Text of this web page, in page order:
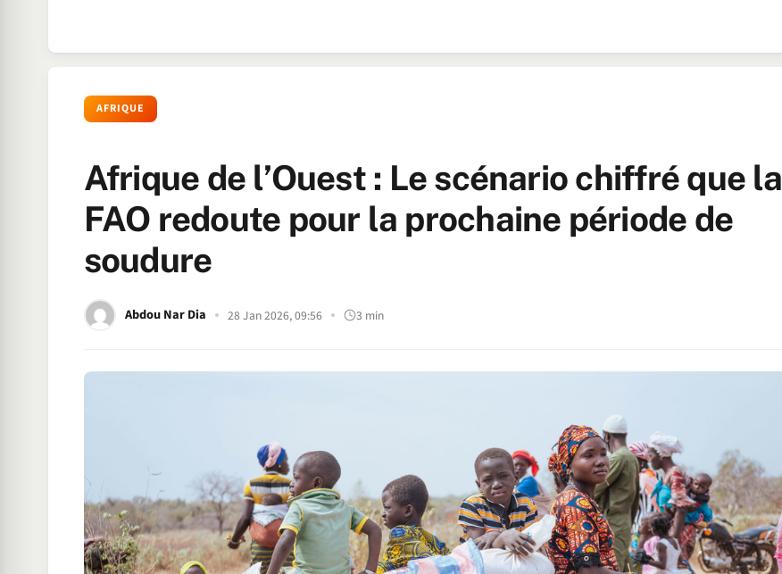
AFRIQUE
Afrique de l’Ouest : Le scénario chiffré que la
FAO redoute pour la prochaine période de
soudure
Abdou Nar Dia 28 Jan 2026, 09:56 3 min